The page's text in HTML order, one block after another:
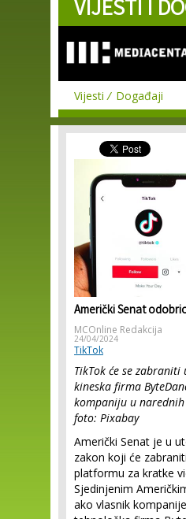
Skip to
main
VIJESTI I
Vijesti Događaji
Američki Senat
MCOnline Redakcija
24/04/2024
TikTok
TikTok će se zabraniti
kineska firma
kompaniju u narednih
foto: Pixabay
Američki Senat je u
zakon koji će
platformu za kratke
Sjedinjenim
ako vlasnik